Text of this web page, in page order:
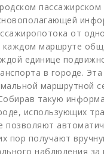
от
каждом маршруте
единице
в городе.
маршрутной
такую
использующих
позволяют
пор получают
наблюдения